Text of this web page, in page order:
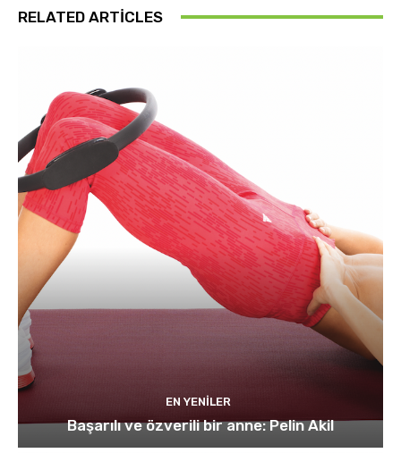
RELATED ARTICLES
EN YENILER
Başarılı ve özverili bir anne: Pelin Akil